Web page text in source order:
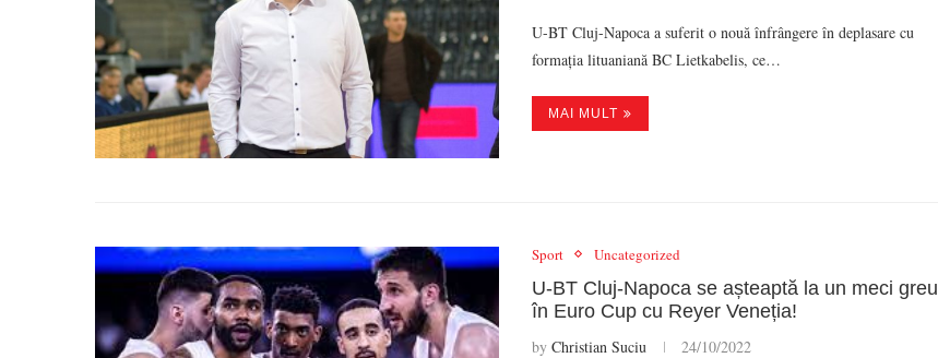
U-BT Cluj-Napoca a suferit o nouă înfrângere în deplasare cu
formația lituaniană BC Lietkabelis, ce…
MAI MULT
Sport Uncategorized
U-BT Cluj-Napoca se așteaptă la un meci greu
în Euro Cup cu Reyer Veneția!
by Christian Suciu 24/10/2022